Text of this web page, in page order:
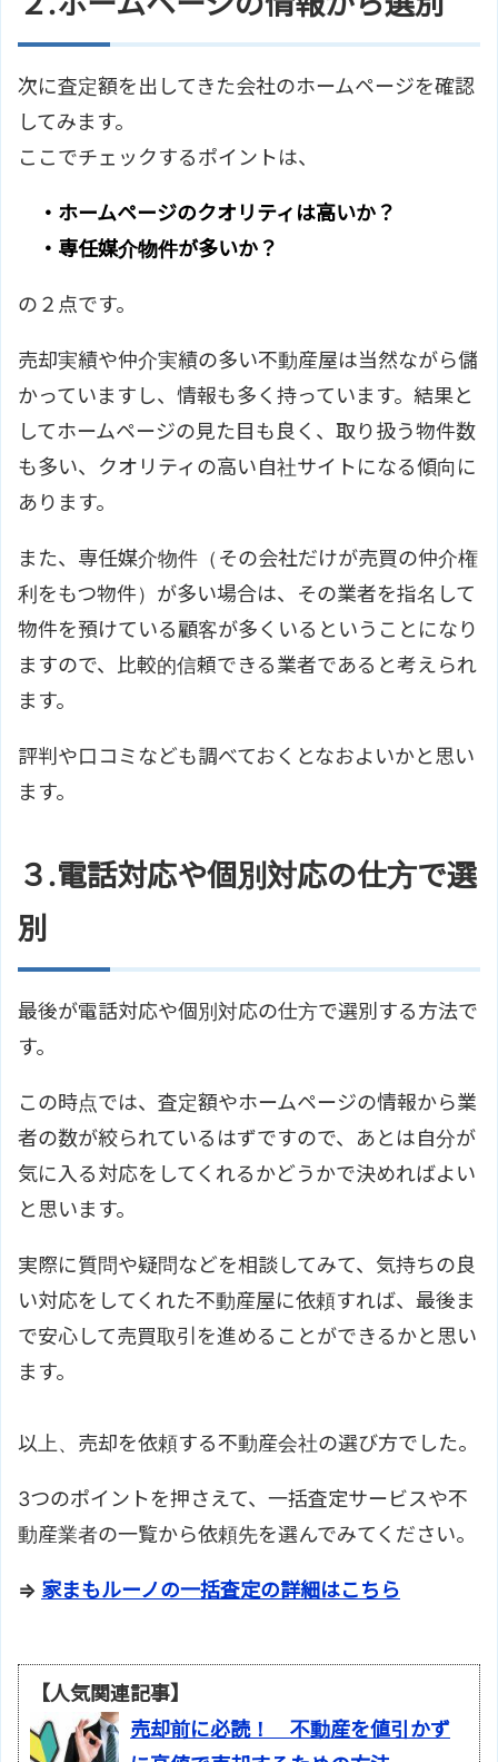
次に査定額を出してきた会社のホームページを確認
してみます。
ここでチェックするポイントは、
・ホームページのクオリティは高いか？
・専任媒介物件が多いか？
の２点です。
売却実績や仲介実績の多い不動産屋は当然ながら儲
かっていますし、情報も多く持っています。結果と
してホームページの見た目も良く、取り扱う物件数
も多い、クオリティの高い自社サイトになる傾向に
あります。
また、専任媒介物件（その会社だけが売買の仲介権
利をもつ物件）が多い場合は、その業者を指名して
物件を預けている顧客が多くいるということになり
ますので、比較的信頼できる業者であると考えられ
ます。
評判や口コミなども調べておくとなおよいかと思い
ます。
３.電話対応や個別対応の仕方で選
別
最後が電話対応や個別対応の仕方で選別する方法で
す。
この時点では、査定額やホームページの情報から業
者の数が絞られているはずですので、あとは自分が
気に入る対応をしてくれるかどうかで決めればよい
と思います。
実際に質問や疑問などを相談してみて、気持ちの良
い対応をしてくれた不動産屋に依頼すれば、最後ま
で安心して売買取引を進めることができるかと思い
ます。
以上、売却を依頼する不動産会社の選び方でした。
3つのポイントを押さえて、一括査定サービスや不
動産業者の一覧から依頼先を選んでみてください。
⇒ 家まもルーノの一括査定の詳細はこちら
【人気関連記事】
売却前に必読！ 不動産を値引かず